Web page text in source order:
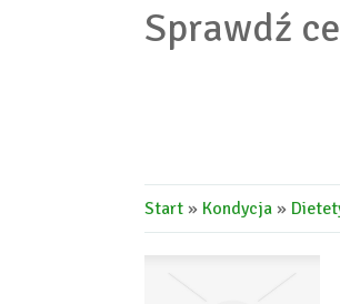
Sprawdź
Start » Kondycja »